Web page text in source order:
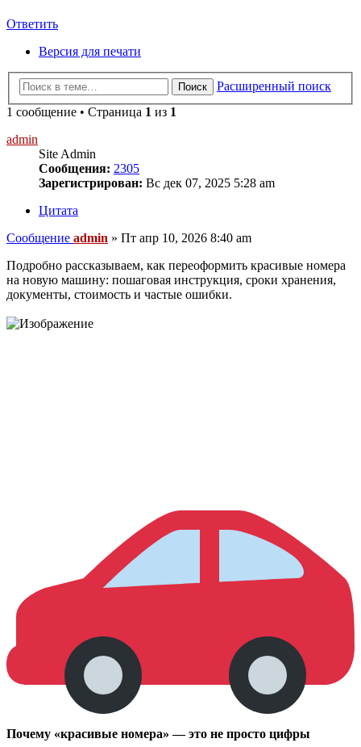
Ответить
Версия для печати
Поиск
Расширенный поиск
1 сообщение • Страница 1 из 1
admin
Site Admin
Сообщения: 2305
Зарегистрирован: Вс дек 07, 2025 5:28 am
Цитата
Сообщение admin » Пт апр 10, 2026 8:40 am
Подробно рассказываем, как переоформить красивые номера
на новую машину: пошаговая инструкция, сроки хранения,
документы, стоимость и частые ошибки.
Почему «красивые номера» — это не просто цифры